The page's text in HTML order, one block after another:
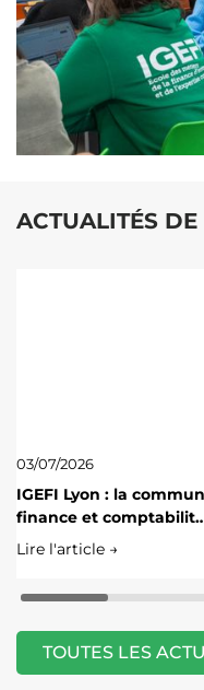
ACTUALITÉS
03/07/2026
IGEFI Lyon : la
finance et
Lire l'article →
TOUTES LES